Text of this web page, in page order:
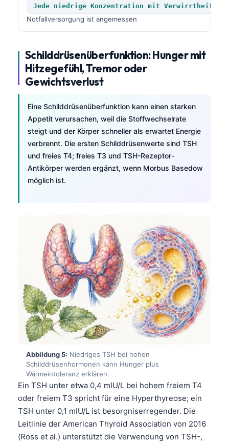
Jede niedrige Konzentration mit Verwirrtheit,
Notfallversorgung ist angemessen
Schilddrüsenüberfunktion: Hunger mit
Hitzegefühl, Tremor oder
Gewichtsverlust
Eine Schilddrüsenüberfunktion kann einen starken
Appetit verursachen, weil die Stoffwechselrate
steigt und der Körper schneller als erwartet Energie
verbrennt. Die ersten Schilddrüsenwerte sind TSH
und freies T4; freies T3 und TSH-Rezeptor-
Antikörper werden ergänzt, wenn Morbus Basedow
möglich ist.
Abbildung 5: Niedriges TSH bei hohen
Schilddrüsenhormonen kann Hunger plus
Wärmeintoleranz erklären.
Ein TSH unter etwa 0,4 mIU/L bei hohem freiem T4
oder freiem T3 spricht für eine Hyperthyreose; ein
TSH unter 0,1 mIU/L ist besorgniserregender. Die
Leitlinie der American Thyroid Association von 2016
(Ross et al.) unterstützt die Verwendung von TSH-,
Norsk bokmål